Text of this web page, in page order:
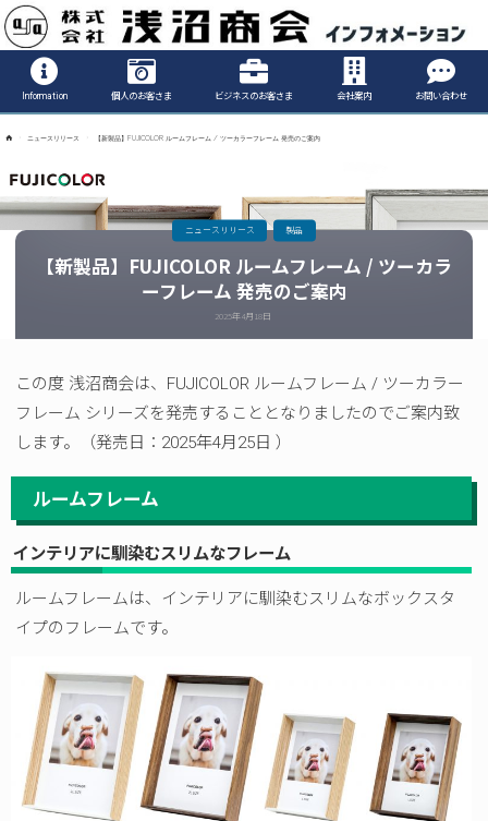
Information
Information 個人のお客さま ビジネスのお客さま 会社案内 お問い合わせ
ニュースリリース 【新製品】FUJICOLOR ルームフレーム / ツーカラーフレーム 発売のご案内
【新製品】FUJICOLOR ルームフレーム / ツーカラ
ーフレーム 発売のご案内
2025年4月18日
ニュースリリース 製品
この度 浅沼商会は、FUJICOLOR ルームフレーム / ツーカラー
フレーム シリーズを発売することとなりましたのでご案内致
します。（発売日：2025年4月25日 ）
ルームフレーム
インテリアに馴染むスリムなフレーム
ルームフレームは、インテリアに馴染むスリムなボックスタ
イプのフレームです。